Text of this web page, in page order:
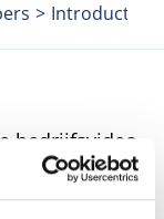
> Introductie
bedrijfsvideo
van Besins
die we